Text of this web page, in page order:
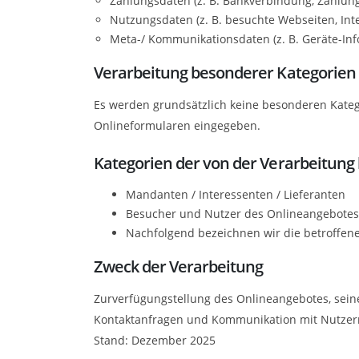
Nutzungsdaten (z. B. besuchte Webseiten,
Meta-/ Kommunikationsdaten (z. B. Geräte-
Verarbeitung besonderer Kategorien
Es werden grundsätzlich keine besonderen
Onlineformularen eingegeben.
Kategorien der von der
Mandanten / Interessenten / Lieferanten
Besucher und Nutzer des Onlineangebotes
Nachfolgend bezeichnen wir die
Zweck der Verarbeitung
Zurverfügungstellung des Onlineangebotes,
Kontaktanfragen und Kommunikation mit
Stand: Dezember 2025